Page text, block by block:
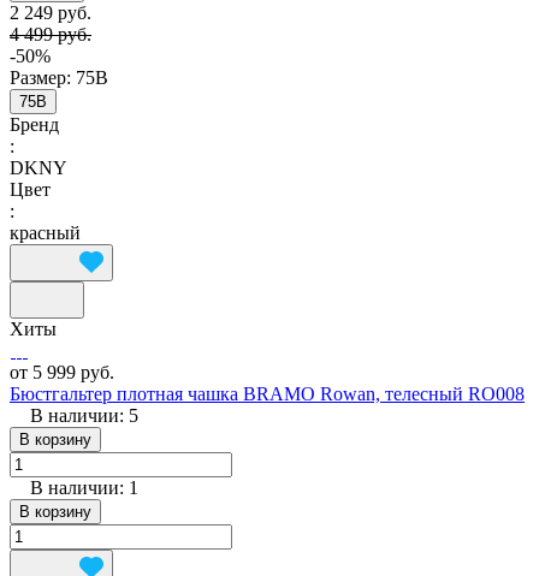
2 249 руб.
4 499 руб.
-50%
Размер: 75B
75B
Бренд
:
DKNY
Цвет
:
красный
Хиты
от 5 999 руб.
Бюстгальтер плотная чашка BRAMO Rowan, телесный RO008
В наличии: 5
В корзину
В наличии: 1
В корзину